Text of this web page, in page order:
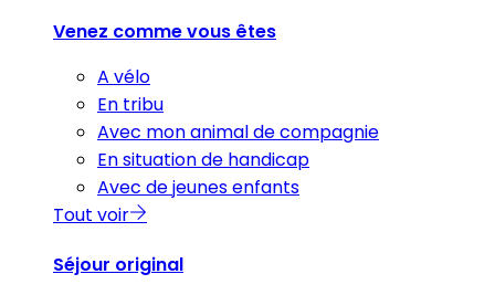
Venez comme vous êtes
A vélo
En tribu
Avec mon animal de compagnie
En situation de handicap
Avec de jeunes enfants
Tout voir
Séjour original